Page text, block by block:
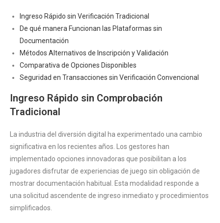
Ingreso Rápido sin Verificación Tradicional
De qué manera Funcionan las Plataformas sin
Documentación
Métodos Alternativos de Inscripción y Validación
Comparativa de Opciones Disponibles
Seguridad en Transacciones sin Verificación Convencional
Ingreso Rápido sin Comprobación
Tradicional
La industria del diversión digital ha experimentado una cambio
significativa en los recientes años. Los gestores han
implementado opciones innovadoras que posibilitan a los
jugadores disfrutar de experiencias de juego sin obligación de
mostrar documentación habitual. Esta modalidad responde a
una solicitud ascendente de ingreso inmediato y procedimientos
simplificados.